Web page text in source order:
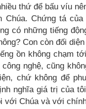
thứ để bấu víu
Chứng tá
có những tiếng
Con còn đối
ồn không chạm
nghệ, cũng
chứ không để
nghĩa giá trị của
với Chúa và với